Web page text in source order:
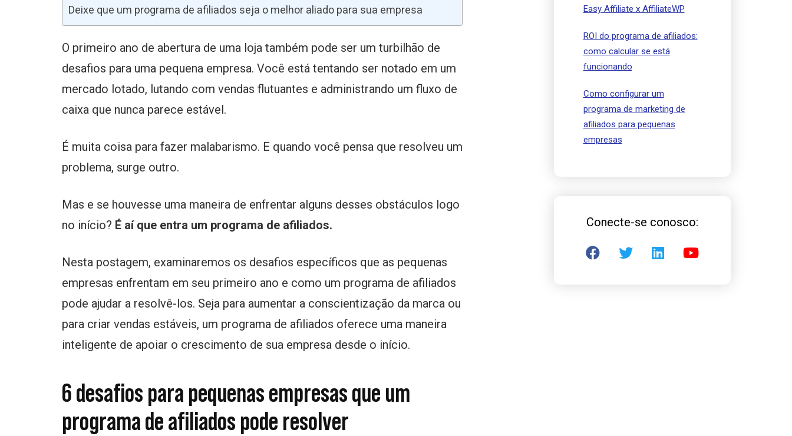
Deixe que um programa de afiliados seja o melhor aliado para sua empresa
O primeiro ano de abertura de uma loja também pode ser um turbilhão de
desafios para uma pequena empresa. Você está tentando ser notado em um
mercado lotado, lutando com vendas flutuantes e administrando um fluxo de
caixa que nunca parece estável.
É muita coisa para fazer malabarismo. E quando você pensa que resolveu um
problema, surge outro.
Mas e se houvesse uma maneira de enfrentar alguns desses obstáculos logo
no início? É aí que entra um programa de afiliados.
Nesta postagem, examinaremos os desafios específicos que as pequenas
empresas enfrentam em seu primeiro ano e como um programa de afiliados
pode ajudar a resolvê-los. Seja para aumentar a conscientização da marca ou
para criar vendas estáveis, um programa de afiliados oferece uma maneira
inteligente de apoiar o crescimento de sua empresa desde o início.
6 desafios para pequenas empresas que um
programa de afiliados pode resolver
Easy Affiliate x AffiliateWP
ROI do programa de afiliados:
como calcular se está
funcionando
Como configurar um
programa de marketing de
afiliados para pequenas
empresas
Conecte-se conosco: